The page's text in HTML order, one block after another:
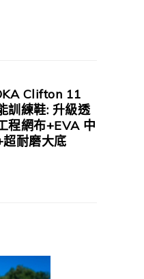
Clifton 11
訓練鞋: 升級透
程網布+EVA 中
超耐磨大底